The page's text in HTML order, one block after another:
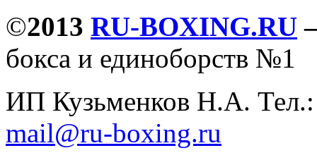
©2013 RU-BOXING.RU
бокса и единоборств №1
ИП Кузьменков Н.А.
mail@ru-boxing.ru